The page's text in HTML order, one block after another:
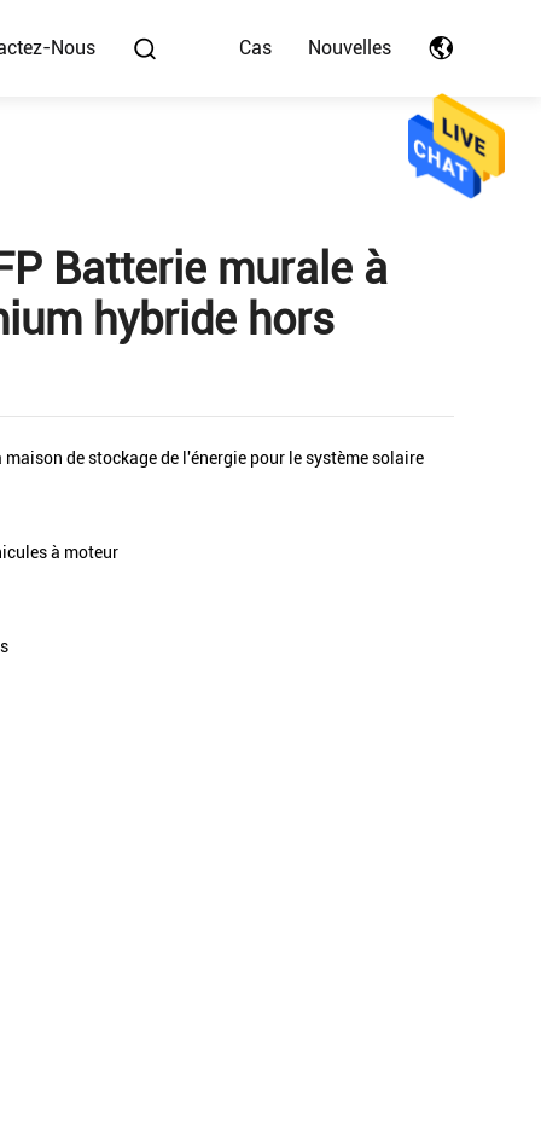
Nous Cas Nouvelles
Batterie murale à
hybride hors
maison de stockage de l'énergie pour le système solaire
à moteur